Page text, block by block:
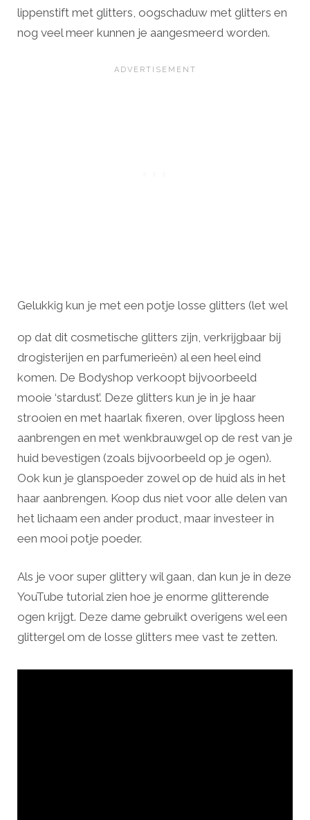
lippenstift met glitters, oogschaduw met glitters en
nog veel meer kunnen je aangesmeerd worden.
Gelukkig kun je met een potje losse glitters (let wel
op dat dit cosmetische glitters zijn, verkrijgbaar bij
drogisterijen en parfumerieën) al een heel eind
komen. De Bodyshop verkoopt bijvoorbeeld
mooie ‘stardust’. Deze glitters kun je in je haar
strooien en met haarlak fixeren, over lipgloss heen
aanbrengen en met wenkbrauwgel op de rest van je
huid bevestigen (zoals bijvoorbeeld op je ogen).
Ook kun je glanspoeder zowel op de huid als in het
haar aanbrengen. Koop dus niet voor alle delen van
het lichaam een ander product, maar investeer in
een mooi potje poeder.
Als je voor super glittery wil gaan, dan kun je in deze
YouTube tutorial zien hoe je enorme glitterende
ogen krijgt. Deze dame gebruikt overigens wel een
glittergel om de losse glitters mee vast te zetten.